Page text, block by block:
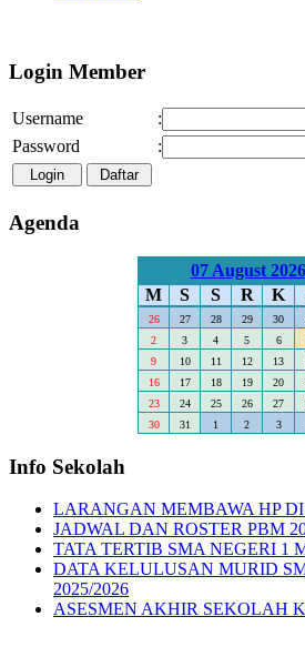
Login Member
Username
:
Password
:
Agenda
07 August 2026
M
S S R K
26 27 28 29 30
2
3 4 5 6
9
10 11 12 13
16
17 18 19 20
23
24 25 26 27
30
31 1 2 3
Info Sekolah
LARANGAN MEMBAWA HP
JADWAL DAN ROSTER PBM
TATA TERTIB SMA NEGERI 1
DATA KELULUSAN MURID
2025/2026
ASESMEN AKHIR SEKOLAH